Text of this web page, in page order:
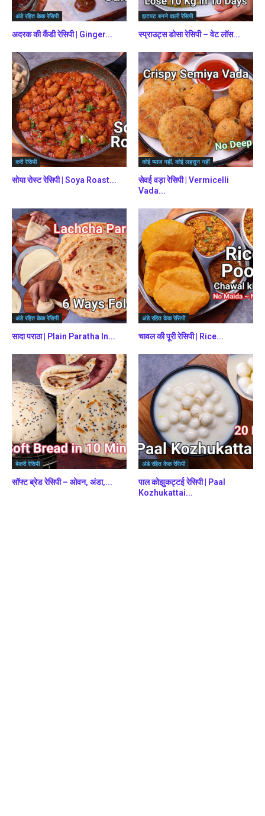
अंडे रहित केक रेसिपी
अदरक की कैंडी रेसिपी | Ginger...
झटपट बनने वाली रेसिपी
स्प्राउट्स डोसा रेसिपी – वेट लॉस...
करी रेसिपी
सोया रोस्ट रेसिपी | Soya Roast...
कोई प्याज नहीं, कोई लहसुन नहीं
सेवई वड़ा रेसिपी | Vermicelli
Vada...
अंडे रहित केक रेसिपी
सादा पराठा | Plain Paratha In...
अंडे रहित केक रेसिपी
चावल की पूरी रेसिपी | Rice...
बेकरी रेसिपी
सॉफ्ट ब्रेड रेसिपी – ओवन, अंडा,...
अंडे रहित केक रेसिपी
पाल कोझुकट्टई रेसिपी | Paal
Kozhukattai...